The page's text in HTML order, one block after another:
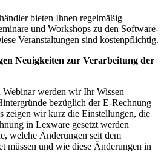
bieten Ihnen regelmäßig
und Workshops zu den Software-
Veranstaltungen sind kostenpflichtig.
Neuigkeiten zur Verarbeitung der
Webinar werden wir Ihr Wissen
bezüglich der E-Rechnung
zeigen wir kurz die Einstellungen, die
in Lexware gesetzt werden
welche Änderungen seit dem
müssen und wie diese Änderungen in